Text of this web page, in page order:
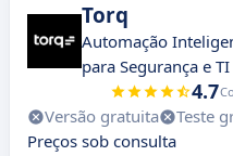
Torq
Automação
para Segurança e TI
4.7
Versão gratuita Teste
Preços sob consulta